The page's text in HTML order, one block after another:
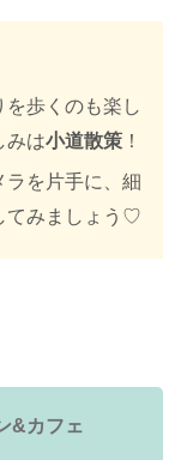
歩くのも楽し
みは小道散策 ！
ラを片手に、細
てみましょう♡
&カフェ